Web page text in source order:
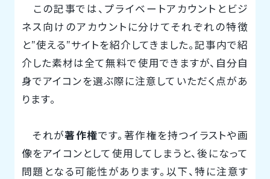
この記事では、プライベートアカウントとビジ
ネス向けのアカウントに分けてそれぞれの特徴
と”使える”サイトを紹介してきました。記事内で紹
介した素材は全て無料で使用できますが、自分自
身でアイコンを選ぶ際に注意していただく点があ
ります。
それが著作権です。著作権を持つイラストや画
像をアイコンとして使用してしまうと、後になって
問題となる可能性があります。以下、特に注意す